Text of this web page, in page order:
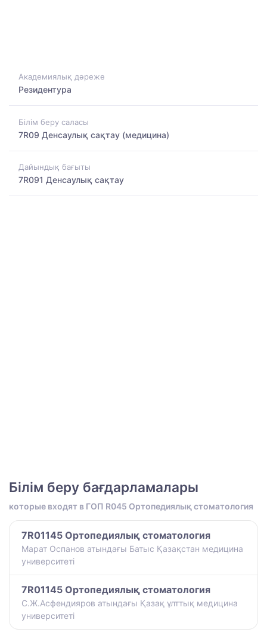
Академиялық дәреже
Резидентура
Білім беру саласы
7R09 Денсаулық сақтау (медицина)
Дайындық бағыты
7R091 Денсаулық сақтау
Білім беру бағдарламалары
которые входят в ГОП R045 Ортопедиялық стоматология
7R01145 Ортопедиялық стоматология
Марат Оспанов атындағы Батыс Қазақстан медицина
университеті
7R01145 Ортопедиялық стоматология
С.Ж.Асфендияров атындағы Қазақ ұлттық медицина
университеті